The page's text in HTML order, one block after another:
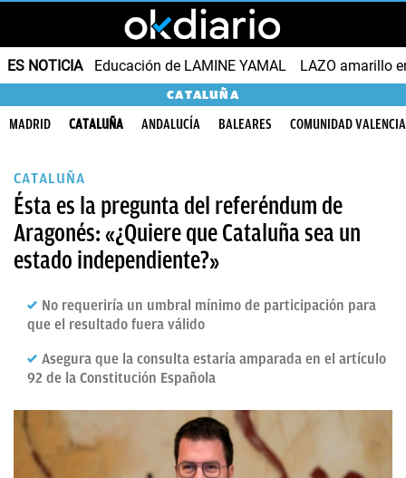
ES NOTICIA Educación de LAMINE YAMAL LAZO amarillo
CATALUÑA
MADRID CATALUÑA ANDALUCÍA BALEARES COMUNIDAD
CATALUÑA
Ésta es la pregunta del referéndum de
Aragonés: «¿Quiere que Cataluña sea un
estado independiente?»
No requeriría un umbral mínimo de participación para
que el resultado fuera válido
Asegura que la consulta estaría amparada en el artículo
92 de la Constitución Española